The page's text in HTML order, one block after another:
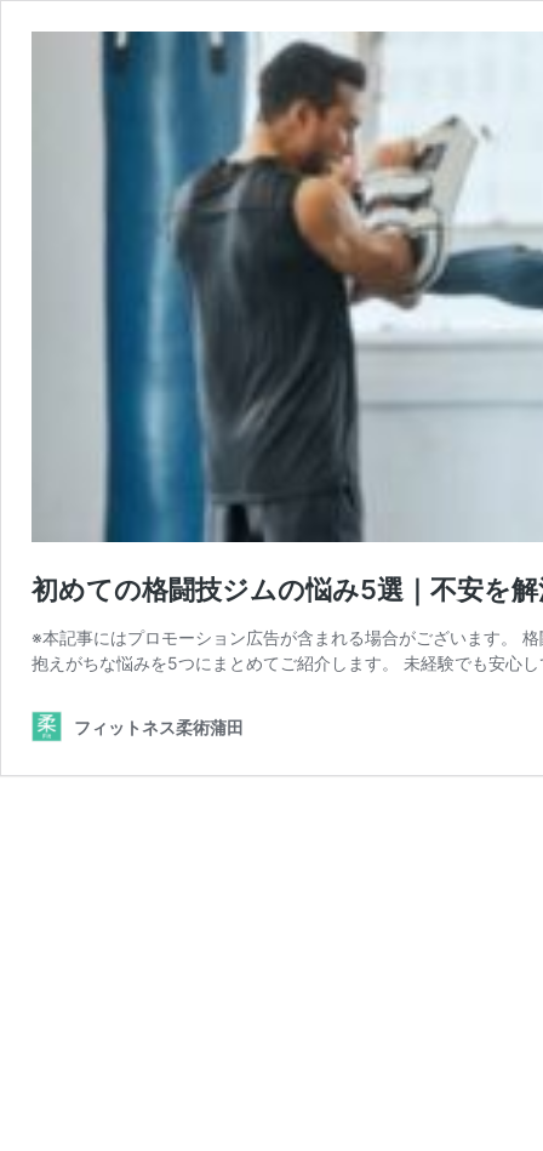
初めての格闘技ジムの悩み5選｜不安を
※本記事にはプロモーション広告が含まれる場合がございます。
抱えがちな悩みを5つにまとめてご紹介します。 未経験でも安心
フィットネス柔術蒲田